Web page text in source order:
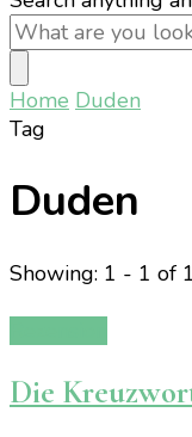
for
Something?
Home Duden
Tag
Duden
Showing: 1 - 1 of
Die